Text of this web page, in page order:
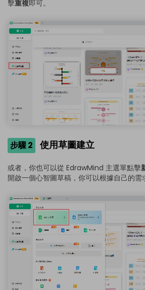
擊重複即可。
步驟 2 使用草圖建立
或者，你也可以從 EdrawMind 主選單點擊
開啟一個心智圖草稿，你可以根據自己的需